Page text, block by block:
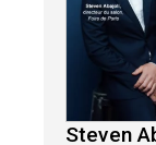
Steven